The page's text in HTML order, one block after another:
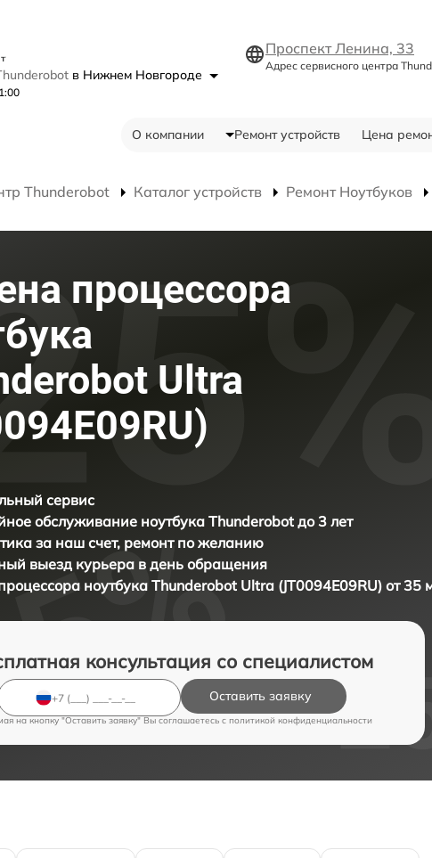
в Нижнем Новгороде
Проспект Ленина, 33
Адрес сервисного центра
О компании Ремонт устройств Цена
Thunderobot Каталог устройств Ремонт Ноутбуков
процессора
Ultra
сервис
обслуживание ноутбука Thunderobot до 3 лет
за наш счет, ремонт по желанию
выезд курьера в день обращения
ноутбука Thunderobot Ultra (JT0094E09RU) от 35
консультация со специалистом
Оставить заявку
на кнопку "Оставить заявку" Вы соглашаетесь c политикой конфиденциальности